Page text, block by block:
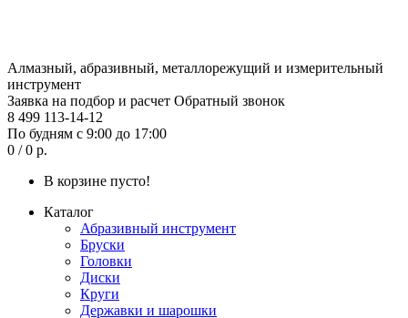
Алмазный, абразивный, металлорежущий и измерительный
инструмент
Заявка на подбор и расчет Обратный звонок
8 499 113-14-12
По будням с 9:00 до 17:00
0 / 0 р.
В корзине пусто!
Каталог
Абразивный инструмент
Бруски
Головки
Диски
Круги
Державки и шарошки